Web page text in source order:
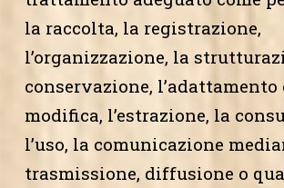
la raccolta, la registrazione,
l’organizzazione, la
conservazione, l’adattamento
modifica, l’estrazione, la
l’uso, la comunicazione
trasmissione, diffusione o